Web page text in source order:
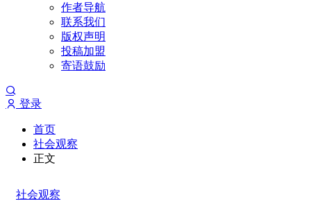
作者导航
联系我们
版权声明
投稿加盟
寄语鼓励
登录
首页
社会观察
正文
社会观察